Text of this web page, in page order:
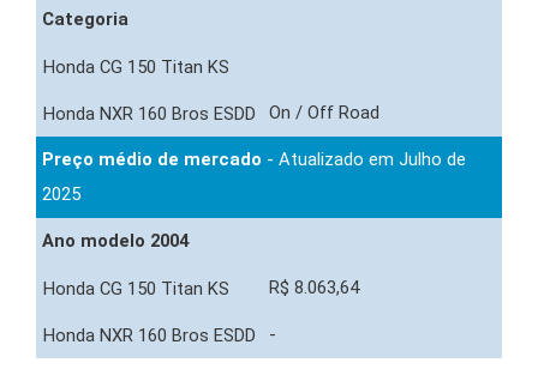
Categoria
On / Off Road
Preço médio de mercado - Atualizado em Julho de
2025
Ano modelo 2004
R$ 8.063,64
-